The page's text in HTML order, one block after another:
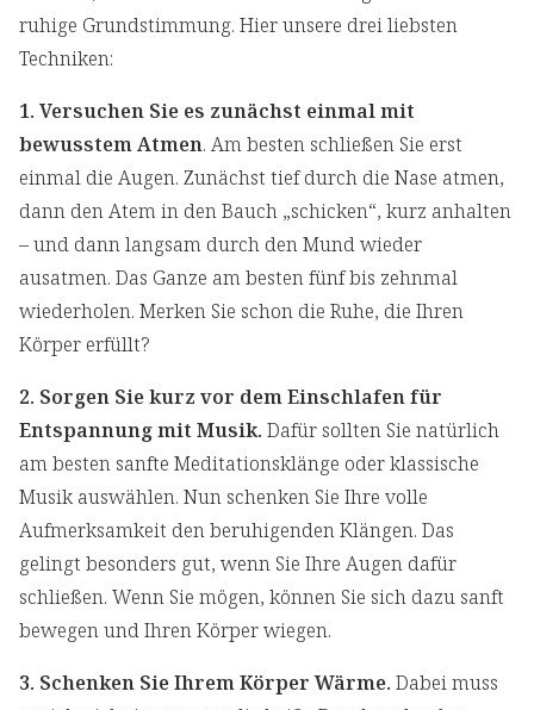
ruhige Grundstimmung. Hier unsere drei liebsten
Techniken:
1. Versuchen Sie es zunächst einmal mit
bewusstem Atmen. Am besten schließen Sie erst
einmal die Augen. Zunächst tief durch die Nase atmen,
dann den Atem in den Bauch „schicken“, kurz anhalten
– und dann langsam durch den Mund wieder
ausatmen. Das Ganze am besten fünf bis zehnmal
wiederholen. Merken Sie schon die Ruhe, die Ihren
Körper erfüllt?
2. Sorgen Sie kurz vor dem Einschlafen für
Entspannung mit Musik. Dafür sollten Sie natürlich
am besten sanfte Meditationsklänge oder klassische
Musik auswählen. Nun schenken Sie Ihre volle
Aufmerksamkeit den beruhigenden Klängen. Das
gelingt besonders gut, wenn Sie Ihre Augen dafür
schließen. Wenn Sie mögen, können Sie sich dazu sanft
bewegen und Ihren Körper wiegen.
3. Schenken Sie Ihrem Körper Wärme. Dabei muss